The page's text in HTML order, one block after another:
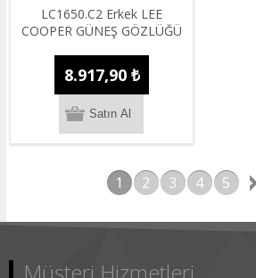
LC1650.C2 Erkek LEE
COOPER GÜNEŞ GÖZLÜĞÜ
8.917,90 ₺
1 2 3 4 5
Müşteri Hizmetleri